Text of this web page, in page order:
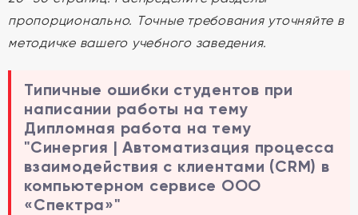
пропорционально. Точные требования уточняйте в
методичке вашего учебного заведения.
Типичные ошибки студентов при
написании работы на тему
Дипломная работа на тему
"Синергия | Автоматизация процесса
взаимодействия с клиентами (CRM) в
компьютерном сервисе ООО
«Спектра»"